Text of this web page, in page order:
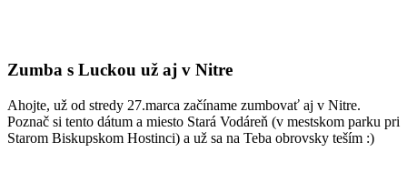
Zumba s Luckou už aj v Nitre
Ahojte, už od stredy 27.marca začíname zumbovať aj v Nitre.
Poznač si tento dátum a miesto Stará Vodáreň (v mestskom parku pri
Starom Biskupskom Hostinci) a už sa na Teba obrovsky teším :)